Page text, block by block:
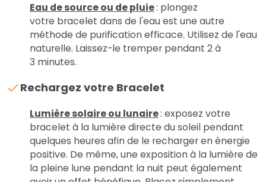
Eau de source ou de pluie: plongez
votre bracelet dans de l'eau est une autre
méthode de purification efficace. Utilisez de l'eau
naturelle. Laissez-le tremper pendant 2 à
3 minutes.
Rechargez votre Bracelet
Lumière solaire ou lunaire: exposez votre
bracelet à la lumière directe du soleil pendant
quelques heures afin de le recharger en énergie
positive. De même, une exposition à la lumière de
la pleine lune pendant la nuit peut également